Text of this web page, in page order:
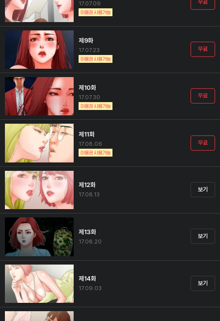
17.07.09 무료
제9화
17.07.23 무료
제10화
17.07.30 무료
제11화
17.08.06 무료
제12화
17.08.13
보기
제13화
17.08.20
보기
제14화
17.09.03
보기